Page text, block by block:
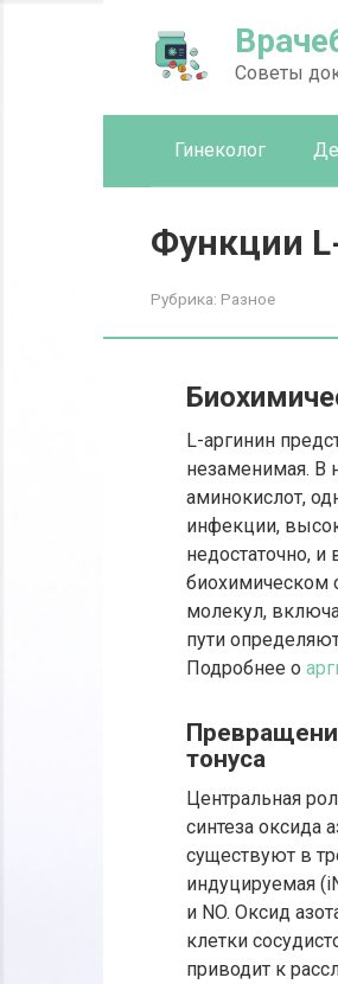
Советы
Гинеколог
Функции
Рубрика: Разное
L-аргинин
незаменимая. В
аминокислот,
инфекции,
недостаточно,
биохимическом
молекул,
пути
Подробнее о
тонуса
Центральная
синтеза оксида
существуют в
индуцируемая
и NO. Оксид
клетки
приводит к